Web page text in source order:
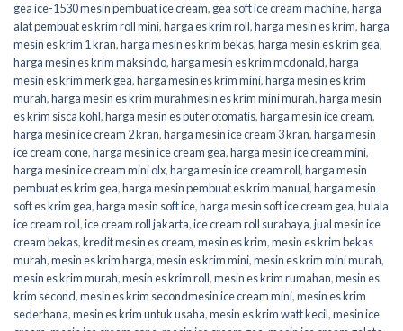
gea ice-1530 mesin pembuat ice cream, gea soft ice cream machine,harga
alat pembuat es krim roll mini,harga es krim roll,harga mesin es krim,harga
mesin es krim 1 kran,harga mesin es krim bekas,harga mesin es krim gea,
harga mesin es krim maksindo,harga mesin es krim mcdonald,harga
mesin es krim merk gea,harga mesin es krim mini,harga mesin es krim
murah,harga mesin es krim murahmesin es krim mini murah,harga mesin
es krim sisca kohl,harga mesin es puter otomatis,harga mesin ice cream,
harga mesin ice cream 2 kran,harga mesin ice cream 3 kran,harga mesin
ice cream cone,harga mesin ice cream gea,harga mesin ice cream mini,
harga mesin ice cream mini olx,harga mesin ice cream roll,harga mesin
pembuat es krim gea,harga mesin pembuat es krim manual,harga mesin
soft es krim gea,harga mesin soft ice,harga mesin soft ice cream gea,hulala
ice cream roll,ice cream roll jakarta,ice cream roll surabaya,jual mesin ice
cream bekas,kredit mesin es cream,mesin es krim,mesin es krim bekas
murah,mesin es krim harga,mesin es krim mini,mesin es krim mini murah,
mesin es krim murah,mesin es krim roll,mesin es krim rumahan,mesin es
krim second,mesin es krim secondmesin ice cream mini,mesin es krim
sederhana,mesin es krim untuk usaha,mesin es krim watt kecil,mesin ice